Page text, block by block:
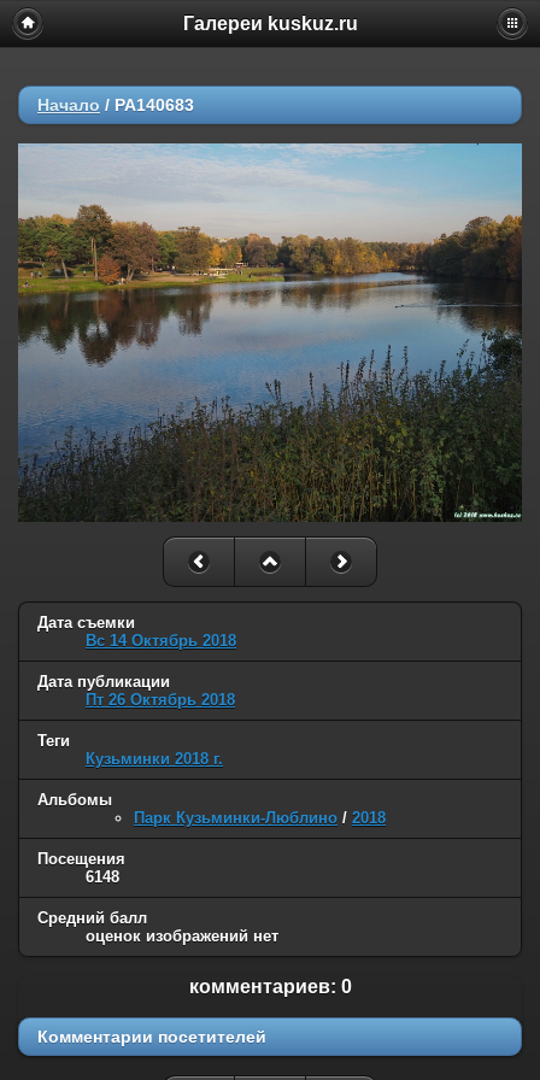
Галереи kuskuz.ru
Начало / PA140683
Дата съемки
Вс 14 Октябрь 2018
Дата публикации
Пт 26 Октябрь 2018
Теги
Кузьминки 2018 г.
Альбомы
Парк Кузьминки-Люблино / 2018
Посещения
6148
Средний балл
оценок изображений нет
комментариев: 0
Комментарии посетителей